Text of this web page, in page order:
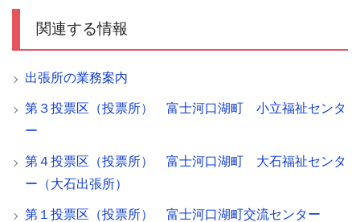
関連する情報
出張所の業務案内
第３投票区（投票所） 富士河口湖町 小立福祉センタ
ー
第４投票区（投票所） 富士河口湖町 大石福祉センタ
ー（大石出張所）
第１投票区（投票所） 富士河口湖町交流センター